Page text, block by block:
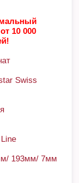
10 000
Swiss
193мм/ 7мм